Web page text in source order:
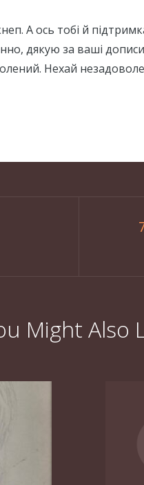
А ось тобі й
дякую за ваші
Нехай
Might Also